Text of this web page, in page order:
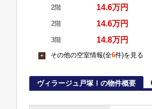
2階 14.6万円
2階 14.6万円
3階 14.8万円
+ その他の空室情報(全6件)を見る
ヴィラージュ戸塚Ⅰの物件概要